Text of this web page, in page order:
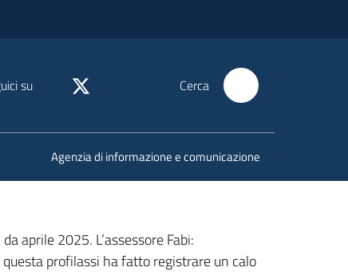
su Cerca
Agenzia di informazione e comunicazione
aprile 2025. L’assessore Fabi:
profilassi ha fatto registrare un calo